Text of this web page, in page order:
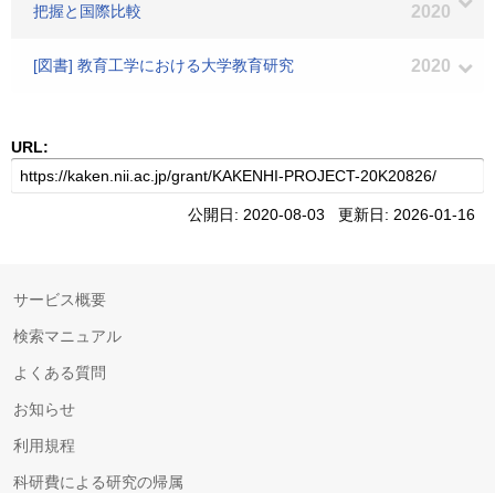
把握と国際比較
2020
[図書] 教育工学における大学教育研究 2020
URL:
公開日: 2020-08-03 更新日: 2026-01-16
サービス概要
検索マニュアル
よくある質問
お知らせ
利用規程
科研費による研究の帰属